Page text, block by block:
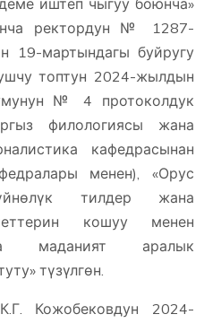
иштеп чыгуу боюнча»
ректордун № 1287-
19-мартындагы буйругу
топтун 2024-жылдын
№ 4 протоколдук
филологиясы жана
кафедрасынан
менен), «Орус
тилдер жана
кошуу менен
маданият аралык
түзүлгөн.
Кожобековдун 2024-